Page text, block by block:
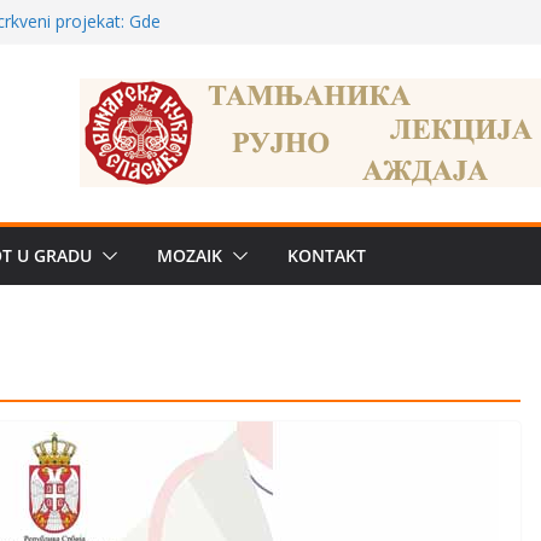
i sekularne
traženije Španija,
U GRADU MOZAIK KONTAKT